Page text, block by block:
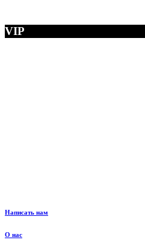
VIP
Написать нам
О нас